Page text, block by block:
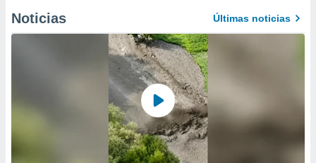
Noticias Últimas noticias